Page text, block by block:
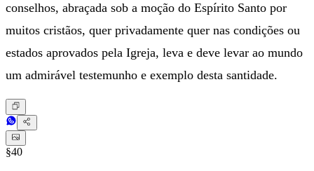
conselhos, abraçada sob a moção do Espírito Santo por
muitos cristãos, quer privadamente quer nas condições ou
estados aprovados pela Igreja, leva e deve levar ao mundo
um admirável testemunho e exemplo desta santidade.
§40